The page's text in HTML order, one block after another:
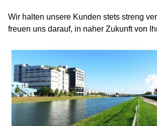
Wir halten unsere Kunden stets streng
freuen uns darauf, in naher Zukunft von